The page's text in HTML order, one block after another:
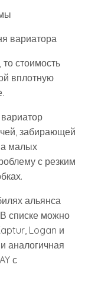
вариатора
стоимость
вплотную
забирающей
малых
с резким
альянса
списке можно
Logan и
аналогичная
с